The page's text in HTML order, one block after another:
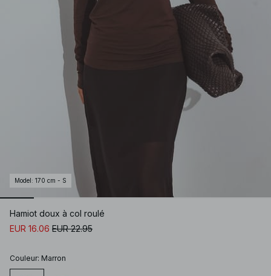
Model : 170 cm - S
Hamiot doux à col roulé
EUR 16.06 EUR 22.95
Couleur: Marron